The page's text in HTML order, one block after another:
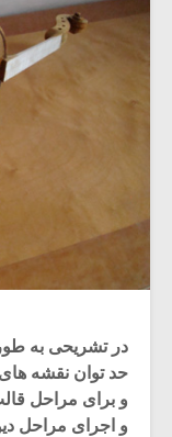
در تشریحی به
حد توان نقشه
و برای مراحل
و اجرای مراحل